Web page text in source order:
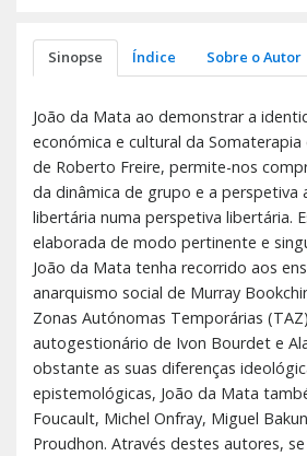
Sinopse Índice Sobre o Autor
João da Mata ao demonstrar a
económica e cultural da
de Roberto Freire, permite-nos
da dinâmica de grupo e a perspetiva
libertária numa perspetiva libertária.
elaborada de modo pertinente e
João da Mata tenha recorrido aos
anarquismo social de Murray
Zonas Autónomas Temporárias
autogestionário de Ivon Bourdet e
obstante as suas diferenças
epistemológicas, João da Mata
Foucault, Michel Onfray, Miguel
Proudhon. Através destes autores,